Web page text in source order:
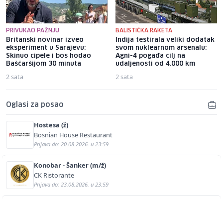
PRIVUKAO PAŽNJU
Britanski novinar izveo
eksperiment u Sarajevu:
Skinuo cipele i bos hodao
Baščaršijom 30 minuta
2 sata
BALISTIČKA RAKETA
Indija testirala veliki dodatak
svom nuklearnom arsenalu:
Agni-4 pogađa cilj na
udaljenosti od 4.000 km
2 sata
Oglasi za posao
Hostesa (ž)
Bosnian House Restaurant
Prijava do: 20.08.2026. u 23:59
Konobar - Šanker (m/ž)
CK Ristorante
Prijava do: 23.08.2026. u 23:59